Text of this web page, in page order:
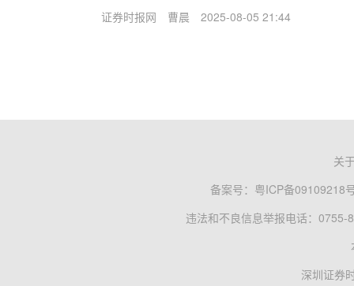
证券时报网 曹晨 2025-08-05 21:44
关
备案号： 粤ICP备09109218
违法和不良信息举报电话：0755-
深圳证券